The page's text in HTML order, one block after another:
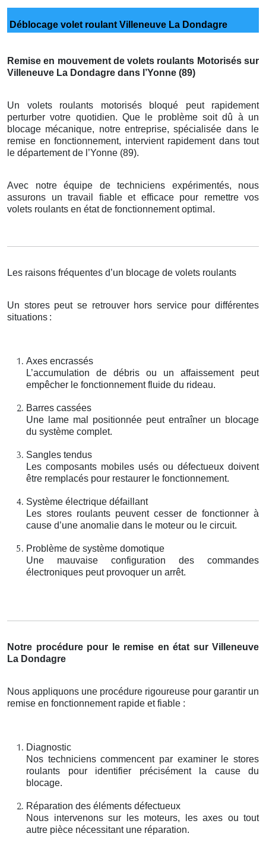
Déblocage volet roulant Villeneuve La Dondagre
Remise en mouvement de volets roulants Motorisés sur
Villeneuve La Dondagre dans l’Yonne (89)
Un volets roulants motorisés bloqué peut rapidement
perturber votre quotidien. Que le problème soit dû à un
blocage mécanique, notre entreprise, spécialisée dans le
remise en fonctionnement, intervient rapidement dans tout
le département de l’Yonne (89).
Avec notre équipe de techniciens expérimentés, nous
assurons un travail fiable et efficace pour remettre vos
volets roulants en état de fonctionnement optimal.
Les raisons fréquentes d’un blocage de volets roulants
Un stores peut se retrouver hors service pour différentes
situations :
Axes encrassés
L’accumulation de débris ou un affaissement peut
empêcher le fonctionnement fluide du rideau.
Barres cassées
Une lame mal positionnée peut entraîner un blocage
du système complet.
Sangles tendus
Les composants mobiles usés ou défectueux doivent
être remplacés pour restaurer le fonctionnement.
Système électrique défaillant
Les stores roulants peuvent cesser de fonctionner à
cause d’une anomalie dans le moteur ou le circuit.
Problème de système domotique
Une mauvaise configuration des commandes
électroniques peut provoquer un arrêt.
Notre procédure pour le remise en état sur Villeneuve
La Dondagre
Nous appliquons une procédure rigoureuse pour garantir un
remise en fonctionnement rapide et fiable :
Diagnostic
Nos techniciens commencent par examiner le stores
roulants pour identifier précisément la cause du
blocage.
Réparation des éléments défectueux
Nous intervenons sur les moteurs, les axes ou tout
autre pièce nécessitant une réparation.